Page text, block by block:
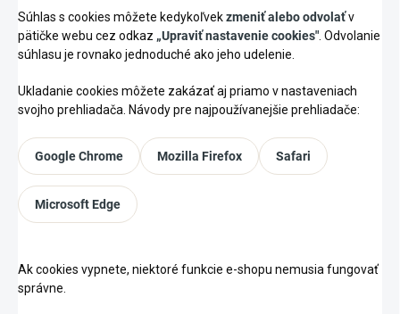
Súhlas s cookies môžete kedykoľvekzmeniť alebo odvolaťv
pätičke webu cez odkaz „Upraviť nastavenie cookies" . Odvolanie
súhlasu je rovnako jednoduché ako jeho udelenie.
Ukladanie cookies môžete zakázať aj priamo v nastaveniach
svojho prehliadača. Návody pre najpoužívanejšie prehliadače:
Google Chrome Mozilla Firefox Safari
Microsoft Edge
Ak cookies vypnete, niektoré funkcie e-shopu nemusia fungovať
správne.